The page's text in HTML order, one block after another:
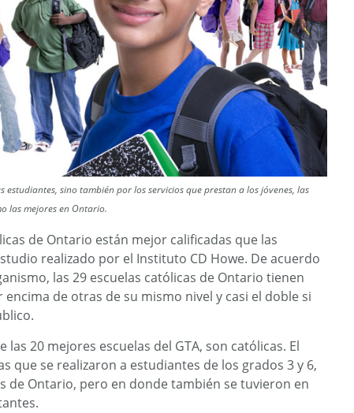
estudiantes, sino también por los servicios que prestan a los jóvenes, las
las mejores en Ontario.
de Ontario están mejor calificadas que las
realizado por el Instituto CD Howe. De acuerdo
las 29 escuelas católicas de Ontario tienen
de otras de su mismo nivel y casi el doble si
las 20 mejores escuelas del GTA, son católicas. El
que se realizaron a estudiantes de los grados 3 y 6,
de Ontario, pero en donde también se tuvieron en